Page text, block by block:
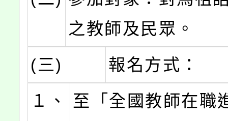
之教師及民眾。
(三)
報名方式：
１、
至「全國教師在職